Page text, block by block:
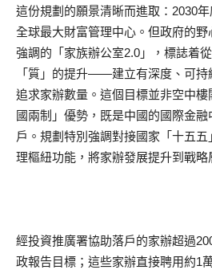
這份規劃的願景清晰而進取：2030
全球最大財富管理中心。但政府的
強調的「家族辦公室2.0」，標誌着
「質」的提升——建立有深度、可持
追求家辦數量。這個目標並非空中
國兩制」優勢，既是中國的國際金
戶。規劃特別強調對接國家「十五
理樞紐功能，將家辦發展提升到戰略
經投資推廣署協助落戶的家辦超過
政報告目標；這些家辦直接聘用約1